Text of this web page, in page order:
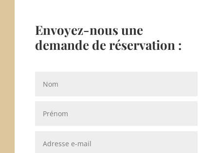
Envoyez-nous une
demande de réservation :